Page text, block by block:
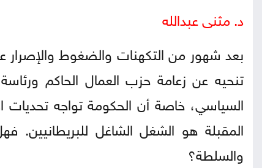
د. مثنى عبدالله
بعد شهور من التكهنات والضغوط والإصرار
تنحيه عن زعامة حزب العمال الحاكم
السياسي، خاصة أن الحكومة تواجه
المقبلة هو الشغل الشاغل
والسلطة؟